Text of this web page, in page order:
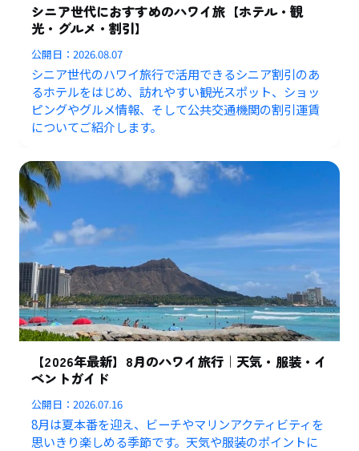
シニア世代におすすめのハワイ旅【ホテル・観
光・グルメ・割引】
公開日：2026.08.07
シニア世代のハワイ旅行で活用できるシニア割引のあ
るホテルをはじめ、訪れやすい観光スポット、ショッ
ピングやグルメ情報、そして公共交通機関の割引運賃
についてご紹介します。
【2026年最新】8月のハワイ旅行｜天気・服装・イ
ベントガイド
公開日：2026.07.16
8月は夏本番を迎え、ビーチやマリンアクティビティを
思いきり楽しめる季節です。天気や服装のポイントに